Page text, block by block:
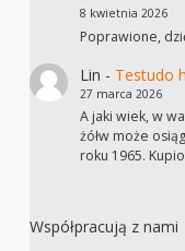
8 kwietnia 2026
Poprawione,
Lin - Testudo
27 marca 2026
A jaki wiek, w
żółw może
roku 1965.
Współpracują z nami